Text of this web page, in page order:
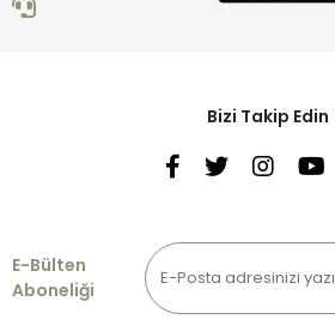
Bizi Takip Edin
E-Bülten
Aboneliği